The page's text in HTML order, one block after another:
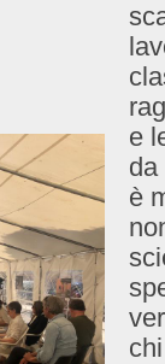
e
da
è